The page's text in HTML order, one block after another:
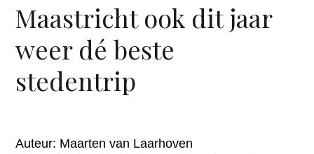
Maastricht ook dit jaar
weer dé beste
stedentrip
Auteur: Maarten van Laarhoven